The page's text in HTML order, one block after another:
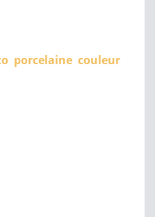
porcelaine couleur